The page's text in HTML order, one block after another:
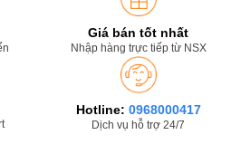
Giá bán tốt nhất
Nhập hàng trực tiếp từ NSX
Hotline: 0968000417
Dịch vụ hỗ trợ 24/7